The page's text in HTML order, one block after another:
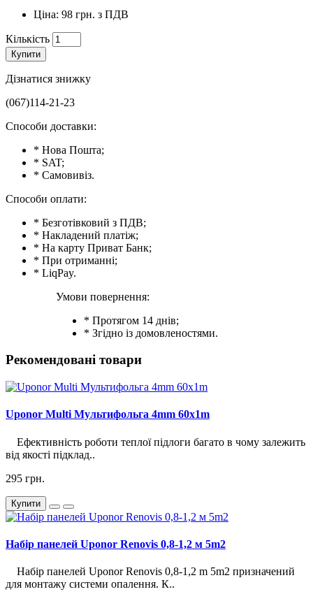
Ціна: 98 грн. з ПДВ
Кількість
Купити
Дізнатися знижку
(067)114-21-23
Способи доставки:
* Нова Пошта;
* SAT;
* Самовивіз.
Способи оплати:
* Безготівковий з ПДВ;
* Накладений платіж;
* На карту Приват Банк;
* При отриманні;
* LiqPay.
Умови повернення:
* Протягом 14 днів;
* Згідно із домовленостями.
Рекомендовані товари
Uponor Multi Мультифольга 4mm 60x1m
Ефективність роботи теплої підлоги багато в чому залежить
від якості підклад..
295 грн.
Купити
Набір панелей Uponor Renovis 0,8-1,2 м 5m2
Набір панелей Uponor Renovis 0,8-1,2 m 5m2 призначений
для монтажу системи опалення. К..